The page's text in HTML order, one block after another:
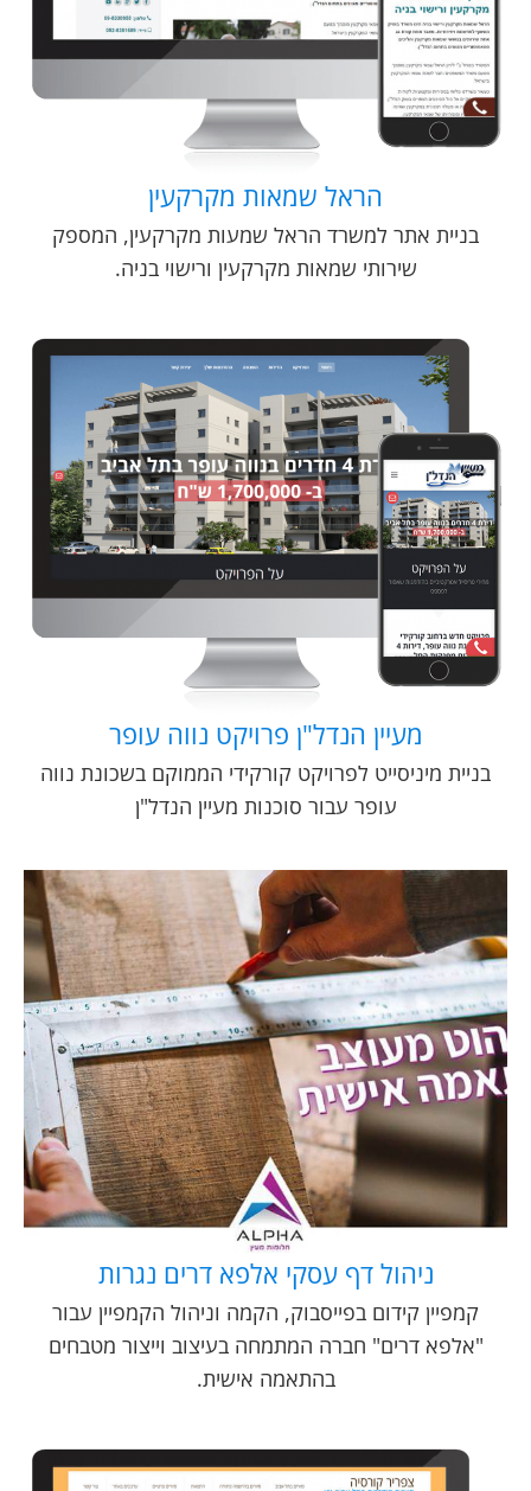
הראל שמאות מקרקעין
בניית אתר למשרד הראל שמעות מקרקעין, המספק
שירותי שמאות מקרקעין ורישוי בניה.
מעיין הנדל"ן פרויקט נווה עופר
בניית מיניסייט לפרויקט קורקידי הממוקם בשכונת נווה
עופר עבור סוכנות מעיין הנדל"ן
ניהול דף עסקי אלפא דרים נגרות
קמפיין קידום בפייסבוק, הקמה וניהול הקמפיין עבור
"אלפא דרים" חברה המתמחה בעיצוב וייצור מטבחים
בהתאמה אישית.